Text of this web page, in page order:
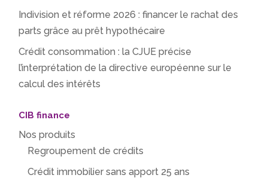
Indivision et réforme 2026 : financer le rachat des
parts grâce au prêt hypothécaire
Crédit consommation : la CJUE précise
l’interprétation de la directive européenne sur le
calcul des intérêts
CIB finance
Nos produits
Regroupement de crédits
Crédit immobilier sans apport 25 ans